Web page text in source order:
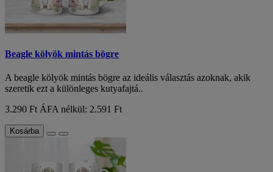
Beagle kölyök mintás bögre
A beagle kölyök mintás bögre az ideális választás azoknak, akik
szeretik ezt a különleges kutyafajtá..
3.290 Ft ÁFA nélkül: 2.591 Ft
Kosárba